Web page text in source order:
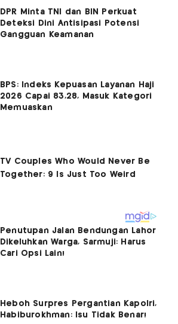
DPR Minta TNI dan BIN Perkuat
Deteksi Dini Antisipasi Potensi
Gangguan Keamanan
BPS: Indeks Kepuasan Layanan Haji
2026 Capai 83,28, Masuk Kategori
Memuaskan
Penutupan Jalan Bendungan Lahor
Dikeluhkan Warga, Sarmuji: Harus
Cari Opsi Lain!
Heboh Surpres Pergantian Kapolri,
Habiburokhman: Isu Tidak Benar!